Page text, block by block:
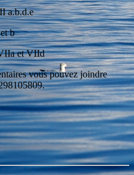
a.b.d.e
b
et VIId
vous pouvez joindre